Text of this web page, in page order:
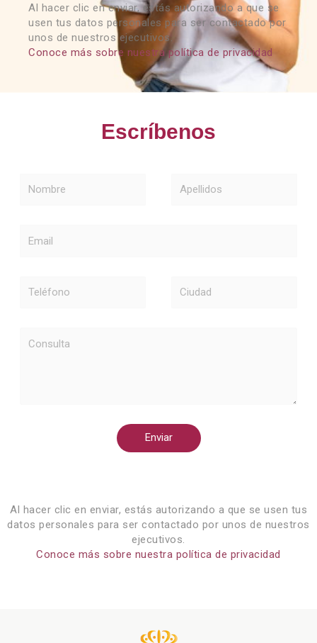
Al hacer clic en enviar, estás autorizando a que se
usen tus datos personales para ser contactado por
unos de nuestros ejecutivos.
Conoce más sobre nuestra política de privacidad
Escríbenos
Enviar
Al hacer clic en enviar, estás autorizando a que se usen tus
datos personales para ser contactado por unos de nuestros
ejecutivos.
Conoce más sobre nuestra política de privacidad